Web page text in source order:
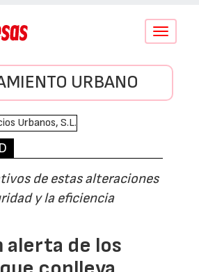
Conmutar
URBANO
de estas alteraciones
y la eficiencia
alerta de los